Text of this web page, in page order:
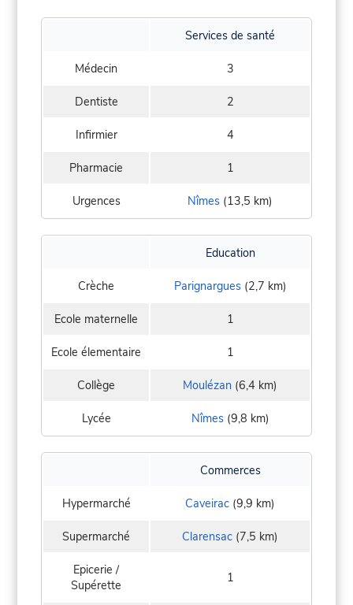
Services de santé
Médecin 3
Dentiste 2
Infirmier 4
Pharmacie 1
Urgences Nîmes (13,5 km)
Education
Crèche Parignargues(2,7 km)
Ecole maternelle 1
Ecole élementaire 1
Collège Moulézan (6,4 km)
Lycée Nîmes(9,8 km)
Commerces
Hypermarché Caveirac (9,9 km)
Supermarché Clarensac (7,5 km)
Epicerie /
Supérette
1